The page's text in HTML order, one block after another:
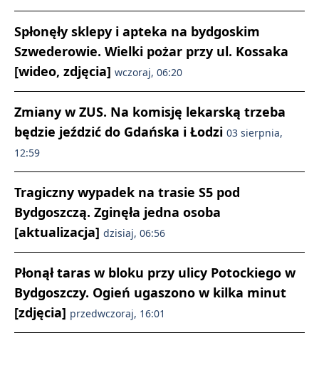
Spłonęły sklepy i apteka na bydgoskim
Szwederowie. Wielki pożar przy ul. Kossaka
[wideo, zdjęcia] wczoraj, 06:20
Zmiany w ZUS. Na komisję lekarską trzeba
będzie jeździć do Gdańska i Łodzi 03 sierpnia,
12:59
Tragiczny wypadek na trasie S5 pod
Bydgoszczą. Zginęła jedna osoba
[aktualizacja] dzisiaj, 06:56
Płonął taras w bloku przy ulicy Potockiego w
Bydgoszczy. Ogień ugaszono w kilka minut
[zdjęcia] przedwczoraj, 16:01